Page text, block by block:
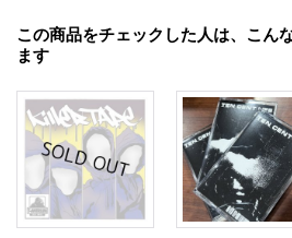
この商品をチェックした人は、こん
ます